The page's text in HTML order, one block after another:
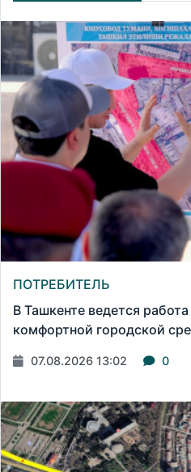
ПОТРЕБИТЕЛЬ
В Ташкенте ведется
комфортной городской
07.08.2026 13:02 0